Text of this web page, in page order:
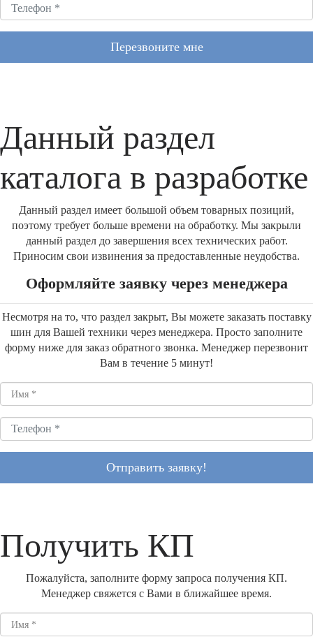
Перезвоните мне
Данный раздел
каталога в разработке
Данный раздел имеет большой объем товарных позиций,
поэтому требует больше времени на обработку. Мы закрыли
данный раздел до завершения всех технических работ.
Приносим свои извинения за предоставленные неудобства.
Оформляйте заявку через менеджера
Несмотря на то, что раздел закрыт, Вы можете заказать поставку
шин для Вашей техники через менеджера. Просто заполните
форму ниже для заказ обратного звонка. Менеджер перезвонит
Вам в течение 5 минут!
Отправить заявку!
Получить КП
Пожалуйста, заполните форму запроса получения КП.
Менеджер свяжется с Вами в ближайшее время.